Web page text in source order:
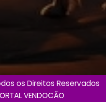
os Direitos Reservados
VENDOCÃO